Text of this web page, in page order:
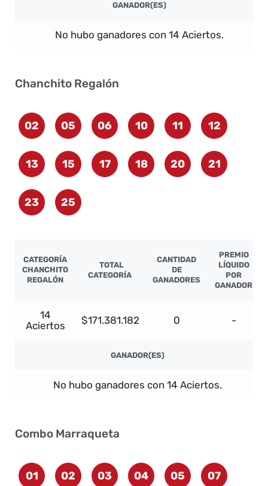
GANADOR(ES)
No hubo ganadores con 14 Aciertos.
Chanchito Regalón
02 05 06 10 11 12
13 15 17 18 20 21
23 25
CATEGORÍA
CHANCHITO
REGALÓN
TOTAL
CATEGORÍA
CANTIDAD
DE
GANADORES
PREMIO
LÍQUIDO
POR
GANADOR
14
Aciertos
$171.381.182 0 -
GANADOR(ES)
No hubo ganadores con 14 Aciertos.
Combo Marraqueta
01 02 03 04 05 07